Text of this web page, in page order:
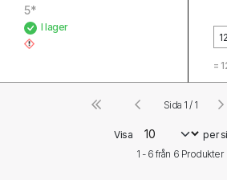
5*
I lager
=
Visa
per
1 - 6 från 6 Produkter
Sida 1 / 1